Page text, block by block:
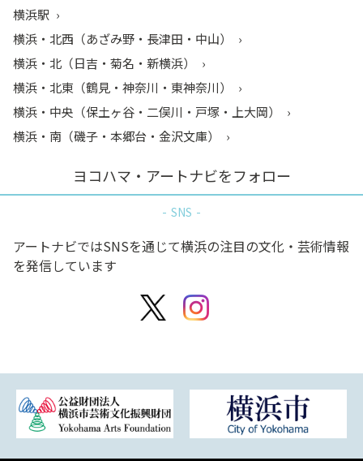
横浜駅
横浜・北西（あざみ野・長津田・中山）
横浜・北（日吉・菊名・新横浜）
横浜・北東（鶴見・神奈川・東神奈川）
横浜・中央（保土ヶ谷・二俣川・戸塚・上大岡）
横浜・南（磯子・本郷台・金沢文庫）
ヨコハマ・アートナビをフォロー
SNS
アートナビではSNSを通じて横浜の注目の文化・芸術情報
を発信しています